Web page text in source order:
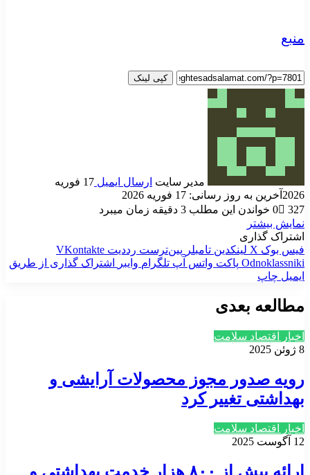
منبع
کپی لینک
مدیر سایت ارسال ایمیل
17 فوریه
2026 آخرین به روز رسانی: 17 فوریه 2026
0
327
خواندن این مطلب 3 دقیقه زمان میبرد
نمایش بیشتر
اشتراک گذاری
فیس بوک X لینکدین ‫تامبلر ‫پین‌ترست ‫رددیت ‫VKontakte
‫Odnoklassniki پاکت واتس آپ تلگرام وایبر
اشتراک گذاری از طریق
ایمیل چاپ
مطالعه بعدی
اخبار اقتصاد سلامت
8 ژوئن 2025
رویه صدور مجوز محصولات آرایشی و
بهداشتی تغییر کرد
اخبار اقتصاد سلامت
12 آگوست 2025